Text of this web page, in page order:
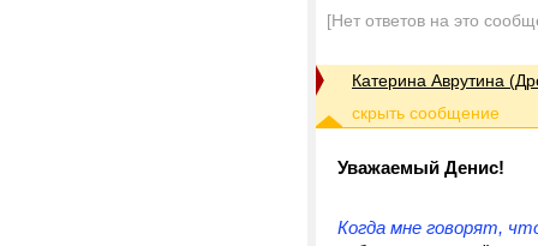
[Нет ответов на это
Катерина Аврутина
Уважаемый Денис!
Когда мне говорят,